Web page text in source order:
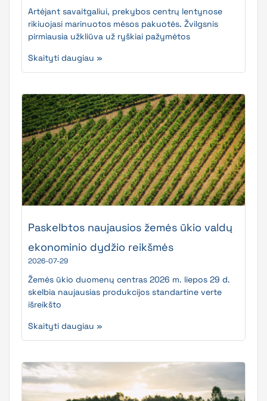
Artėjant savaitgaliui, prekybos centrų lentynose
rikiuojasi marinuotos mėsos pakuotės. Žvilgsnis
pirmiausia užkliūva už ryškiai pažymėtos
Skaityti daugiau »
Paskelbtos naujausios žemės ūkio valdų
ekonominio dydžio reikšmės
2026-07-29
Žemės ūkio duomenų centras 2026 m. liepos 29 d.
skelbia naujausias produkcijos standartine verte
išreikšto
Skaityti daugiau »